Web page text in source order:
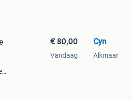
€ 80,00
Vandaag
Cyn
Alkmaar